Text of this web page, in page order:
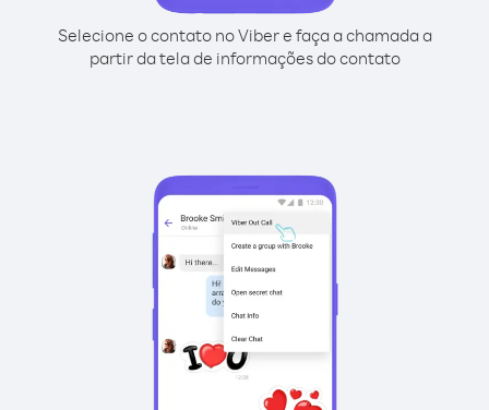
Selecione o contato no Viber e faça a chamada a
partir da tela de informações do contato